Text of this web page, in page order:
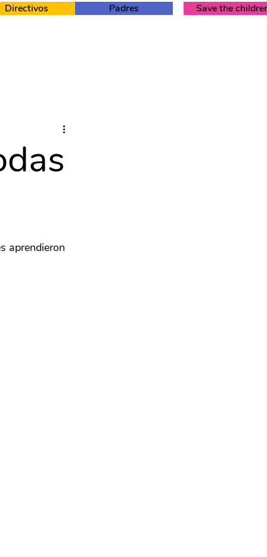
Directivos Padres Save the
aprendieron